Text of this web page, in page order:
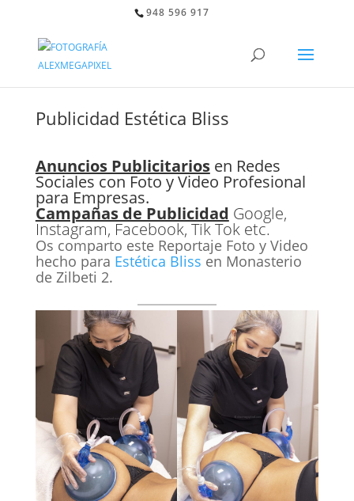
948 596 917
Publicidad Estética Bliss
Anuncios Publicitariosen Redes
Sociales con Foto y Video Profesional
para Empresas.
Campañas de Publicidad Google,
Instagram, Facebook, Tik Tok etc.
Os comparto este Reportaje Foto y Video
hecho para Estética Bliss en Monasterio
de Zilbeti 2.